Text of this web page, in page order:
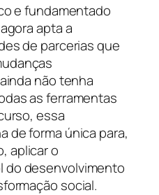
e fundamentado
apta a
de parcerias que
não tenha
as ferramentas
essa
de forma única para,
aplicar o
do desenvolvimento
social.